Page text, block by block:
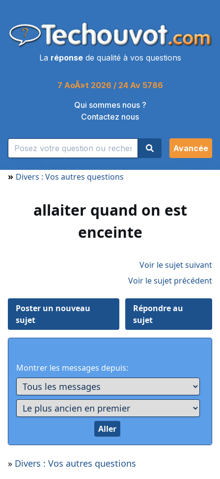
La réponsede qualité à vos questions
7 AoÃ»t 2026 / 24 Av 5786
Qui sommes nous ?
Contactez nous
Avancée
» Divers : Vos autres questions
allaiter quand on est
enceinte
Voir le sujet suivant
Voir le sujet précédent
Poster un nouveau
sujet
Répondre au
sujet
Montrer les messages depuis:
» Divers : Vos autres questions